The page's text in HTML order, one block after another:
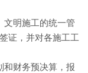
文明施工的统一管
证，并对各施工工
和财务预决算，报